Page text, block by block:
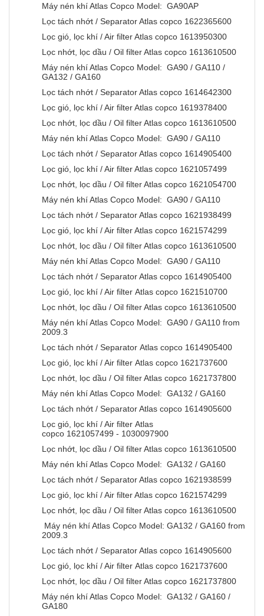
Máy nén khí Atlas Copco Model: GA90AP
Lọc tách nhớt / Separator Atlas copco 1622365600
Lọc gió, lọc khí / Air filter Atlas copco 1613950300
Lọc nhớt, lọc dầu / Oil filter Atlas copco 1613610500
Máy nén khí Atlas Copco Model: GA90 / GA110 /
GA132 / GA160
Lọc tách nhớt / Separator Atlas copco 1614642300
Lọc gió, lọc khí / Air filter Atlas copco 1619378400
Lọc nhớt, lọc dầu / Oil filter Atlas copco 1613610500
Máy nén khí Atlas Copco Model: GA90 / GA110
Lọc tách nhớt / Separator Atlas copco 1614905400
Lọc gió, lọc khí / Air filter Atlas copco 1621057499
Lọc nhớt, lọc dầu / Oil filter Atlas copco 1621054700
Máy nén khí Atlas Copco Model: GA90 / GA110
Lọc tách nhớt / Separator Atlas copco 1621938499
Lọc gió, lọc khí / Air filter Atlas copco 1621574299
Lọc nhớt, lọc dầu / Oil filter Atlas copco 1613610500
Máy nén khí Atlas Copco Model: GA90 / GA110
Lọc tách nhớt / Separator Atlas copco 1614905400
Lọc gió, lọc khí / Air filter Atlas copco 1621510700
Lọc nhớt, lọc dầu / Oil filter Atlas copco 1613610500
Máy nén khí Atlas Copco Model: GA90 / GA110 from
2009.3
Lọc tách nhớt / Separator Atlas copco 1614905400
Lọc gió, lọc khí / Air filter Atlas copco 1621737600
Lọc nhớt, lọc dầu / Oil filter Atlas copco 1621737800
Máy nén khí Atlas Copco Model: GA132 / GA160
Lọc tách nhớt / Separator Atlas copco 1614905600
Lọc gió, lọc khí / Air filter Atlas
copco 1621057499 - 1030097900
Lọc nhớt, lọc dầu / Oil filter Atlas copco 1613610500
Máy nén khí Atlas Copco Model: GA132 / GA160
Lọc tách nhớt / Separator Atlas copco 1621938599
Lọc gió, lọc khí / Air filter Atlas copco 1621574299
Lọc nhớt, lọc dầu / Oil filter Atlas copco 1613610500
Máy nén khí Atlas Copco Model: GA132 / GA160 from
2009.3
Lọc tách nhớt / Separator Atlas copco 1614905600
Lọc gió, lọc khí / Air filter Atlas copco 1621737600
Lọc nhớt, lọc dầu / Oil filter Atlas copco 1621737800
Máy nén khí Atlas Copco Model: GA132 / GA160 /
GA180